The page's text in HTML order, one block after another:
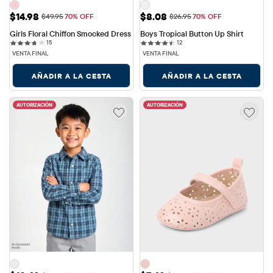
Precio de venta: $14.98
$14.98 Precio original: $49.95
$49.9570% OFF
Girls Floral Chiffon Smocked Dress
1515 reviews
VENTA FINAL
AÑADIR A LA CESTA
Precio de venta: $8.08
$8.08 Precio original: $26.95
$26.9570% OFF
Boys Tropical Button Up Shirt
1212 reviews
VENTA FINAL
AÑADIR A LA CESTA
AUTORIZACIÓN AUTORIZACIÓN